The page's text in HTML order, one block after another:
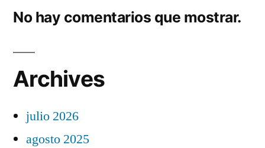
No hay comentarios que mostrar.
Archives
julio 2026
agosto 2025